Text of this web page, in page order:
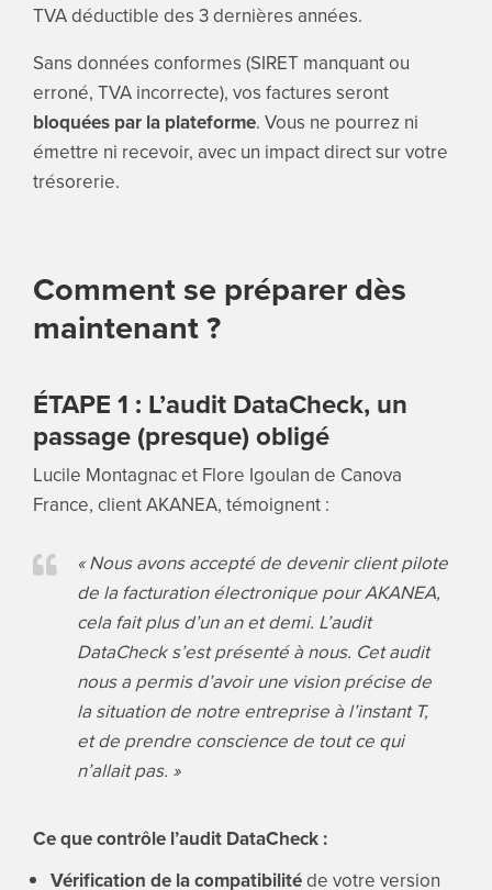
TVA déductible des 3 dernières années.
Sans données conformes (SIRET manquant ou
erroné, TVA incorrecte), vos factures seront
bloquées par la plateforme. Vous ne pourrez ni
émettre ni recevoir, avec un impact direct sur votre
trésorerie.
Comment se préparer dès
maintenant ?
ÉTAPE 1 : L’audit DataCheck, un
passage (presque) obligé
Lucile Montagnac et Flore Igoulan de Canova
France, client AKANEA, témoignent :
« Nous avons accepté de devenir client pilote
de la facturation électronique pour AKANEA,
cela fait plus d’un an et demi. L’audit
DataCheck s’est présenté à nous. Cet audit
nous a permis d’avoir une vision précise de
la situation de notre entreprise à l’instant T,
et de prendre conscience de tout ce qui
n’allait pas. »
Ce que contrôle l’audit DataCheck :
Vérification de la compatibilitéde votre version